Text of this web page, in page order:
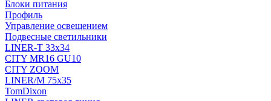
Блоки питания
Профиль
Управление освещением
Подвесные светильники
LINER-T 33x34
CITY MR16 GU10
CITY ZOOM
LINER/M 75х35
TomDixon